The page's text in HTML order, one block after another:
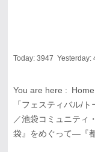
Today: 3947 Yesterday:
You are here : Home
「フェスティバル/
／池袋コミュニティ
袋』をめぐって―『